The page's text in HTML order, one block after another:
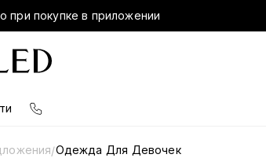
при покупке в приложении
/Одежда Для Девочек